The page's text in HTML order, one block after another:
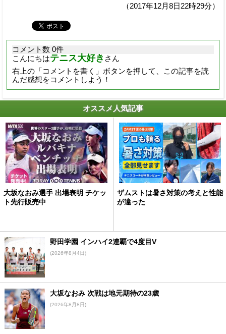
（2017年12月8日22時29分）
コメント数 0件
こんにちはテニス大好き さん
右上の「コメントを書く」ボタンを押して、この記事を読
んだ感想をコメントしよう！
オススメ人気記事
大坂なおみ選手 出場表明 チケッ
ト先行販売中
ザムストは暑さ対策の考えと性能
が違った
野田学園 インハイ2連覇で4度目V
(2026年8月4日)
大坂なおみ 次戦は地元期待の23歳
(2026年8月8日)